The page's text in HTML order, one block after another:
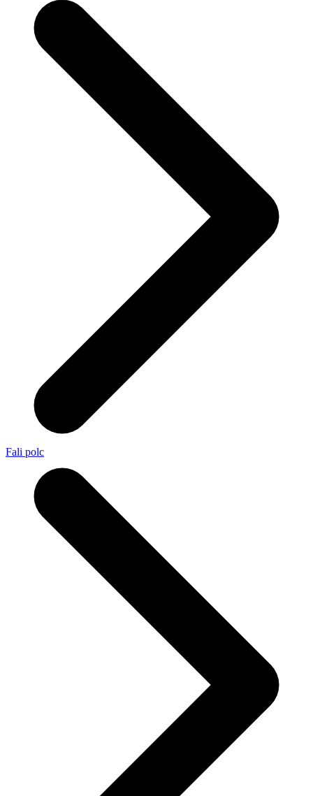
Fali polc